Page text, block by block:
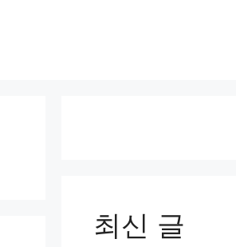
최신 글